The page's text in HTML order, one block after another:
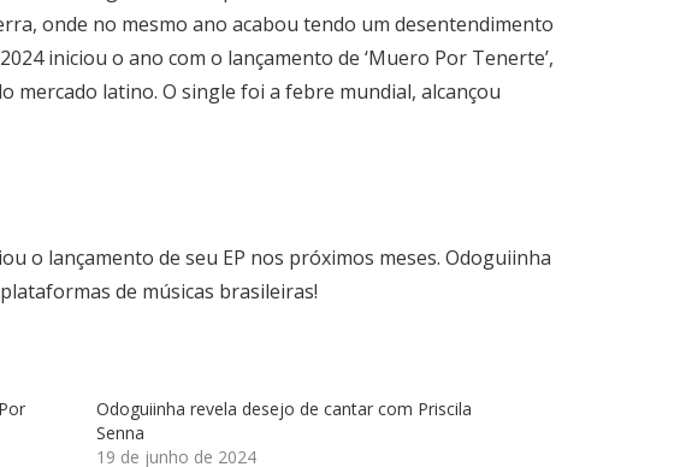
onde no mesmo ano acabou tendo um desentendimento
iniciou o ano com o lançamento de ‘Muero Por Tenerte’,
mercado latino. O single foi a febre mundial, alcançou
o lançamento de seu EP nos próximos meses. Odoguiinha
de músicas brasileiras!
Odoguiinha revela desejo de cantar com Priscila
Senna
19 de junho de 2024